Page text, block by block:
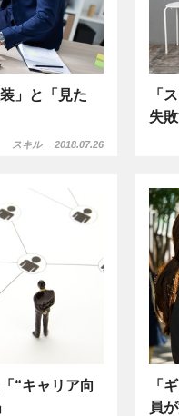
」と「見た
スキル 2018.07.26
「
失
“キャリア向
「
員